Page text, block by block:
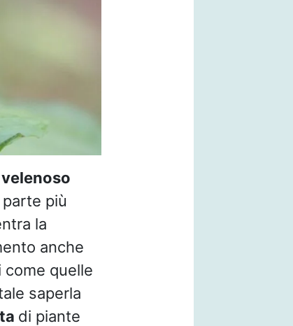
velenoso
più
la
anche
quelle
saperla
di piante